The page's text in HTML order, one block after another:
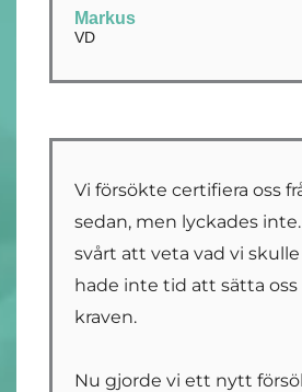
Markus
VD
Vi försökte certifiera oss
sedan, men lyckades
svårt att veta vad vi
hade inte tid att sätta oss
kraven.
Nu gjorde vi ett nytt